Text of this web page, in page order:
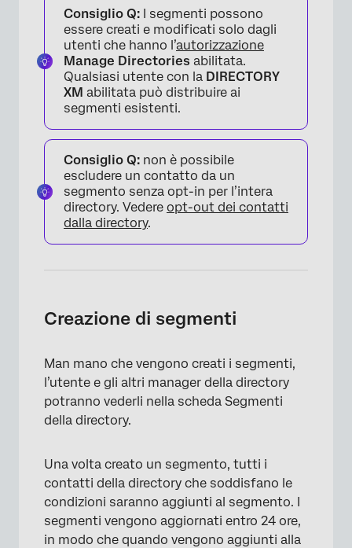
Consiglio Q: I segmenti possono
essere creati e modificati solo dagli
utenti che hanno l’autorizzazione
Manage Directories abilitata.
Qualsiasi utente con la DIRECTORY
XM abilitata può distribuire ai
segmenti esistenti.
Consiglio Q: non è possibile
escludere un contatto da un
segmento senza opt-in per l’intera
directory. Vedere opt-out dei contatti
dalla directory.
Creazione di segmenti
Man mano che vengono creati i segmenti,
l’utente e gli altri manager della directory
potranno vederli nella scheda Segmenti
della directory.
Una volta creato un segmento, tutti i
contatti della directory che soddisfano le
condizioni saranno aggiunti al segmento. I
segmenti vengono aggiornati entro 24 ore,
in modo che quando vengono aggiunti alla